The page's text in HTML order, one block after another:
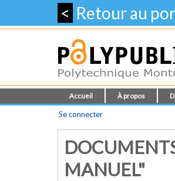
< Retour au
Accueil À propos
Se connecter
MANUEL"